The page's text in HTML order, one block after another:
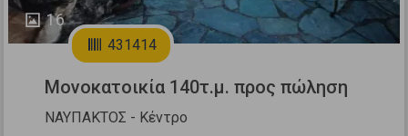
16
431414
Μονοκατοικία 140τ.μ. προς πώληση
ΝΑΥΠΑΚΤΟΣ - Κέντρο